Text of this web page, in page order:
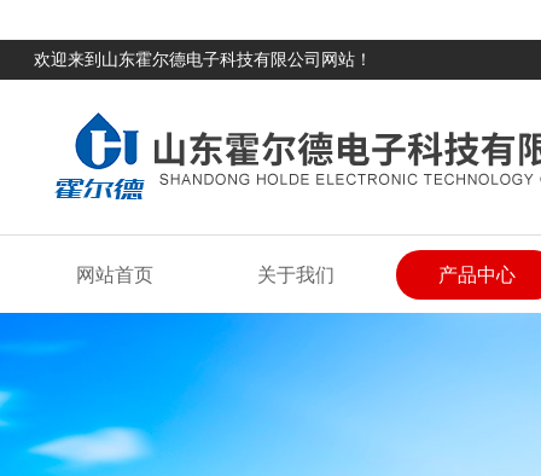
欢迎来到山东霍尔德电子科技有限公司网站！
网站首页 关于我们 产品中心